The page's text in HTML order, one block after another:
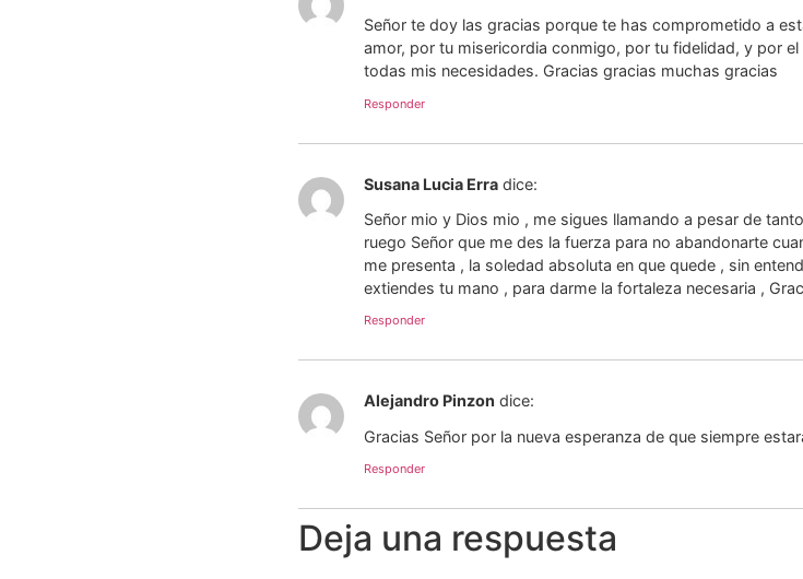
Señor te doy las gracias porque te has comprometido a
amor, por tu misericordia conmigo, por tu fidelidad, y por
todas mis necesidades. Gracias gracias muchas gracias
Responder
Susana Lucia Erra dice:
Señor mio y Dios mio , me sigues llamando a pesar de
ruego Señor que me des la fuerza para no abandonarte
me presenta , la soledad absoluta en que quede , sin
extiendes tu mano , para darme la fortaleza necesaria ,
Responder
Alejandro Pinzon dice:
Gracias Señor por la nueva esperanza de que siempre
Responder
Deja una respuesta